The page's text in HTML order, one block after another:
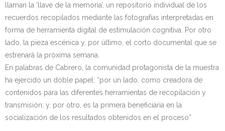
llaman la ‘llave de la memoria’, un repositorio individual de los
recuerdos recopilados mediante las fotografías interpretadas en
forma de herramienta digital de estimulación cognitiva. Por otro
lado, la pieza escénica y, por último, el corto documental que se
estrenará la próxima semana.
En palabras de Cabrero, la comunidad protagonista de la muestra
ha ejercido un doble papel: “por un lado, como creadora de
contenidos para las diferentes herramientas de recopilación y
transmisión; y, por otro, es la primera beneficiaria en la
socialización de los resultados obtenidos en el proceso”